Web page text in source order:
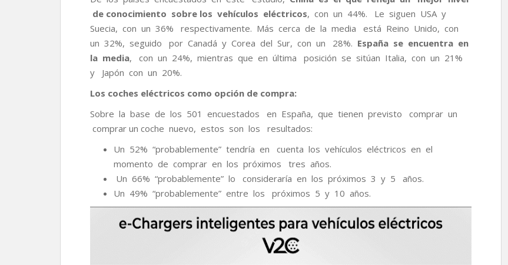
de conocimiento sobre los vehículos eléctricos, con un 44%. Le siguen USA y
Suecia, con un 36% respectivamente. Más cerca de la media está Reino Unido, con
un 32%, seguido por Canadá y Corea del Sur, con un 28%. España se encuentra en
la media, con un 24%, mientras que en última posición se sitúan Italia, con un 21%
y Japón con un 20%.
Los coches eléctricos como opción de compra:
Sobre la base de los 501 encuestados en España, que tienen previsto comprar un
comprar un coche nuevo, estos son los resultados:
Un 52% “probablemente” tendría en cuenta los vehículos eléctricos en el
momento de comprar en los próximos tres años.
Un 66% “probablemente” lo consideraría en los próximos 3 y 5 años.
Un 49% “probablemente” entre los próximos 5 y 10 años.